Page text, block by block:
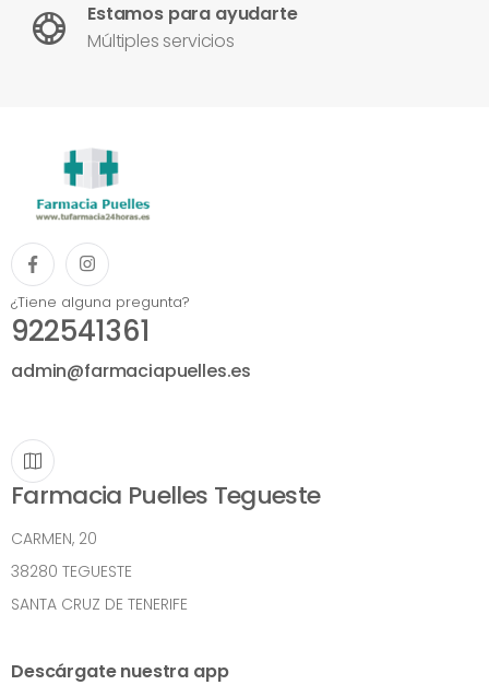
Estamos para ayudarte
Múltiples servicios
¿Tiene alguna pregunta?
922541361
admin@farmaciapuelles.es
Farmacia Puelles Tegueste
CARMEN, 20
38280 TEGUESTE
SANTA CRUZ DE TENERIFE
Descárgate nuestra app